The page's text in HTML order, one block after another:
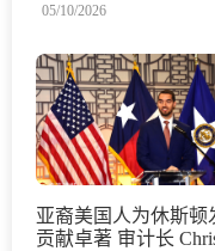
彩 社区精英共襄盛举
05/10/2026
亚裔美国人为休斯顿
贡献卓著 审计长